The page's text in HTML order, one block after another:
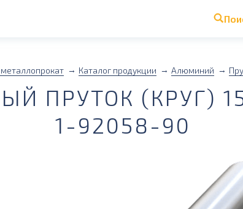
Каталог продукции Алюминий
ПРУТОК (КРУГ)
1-92058-90